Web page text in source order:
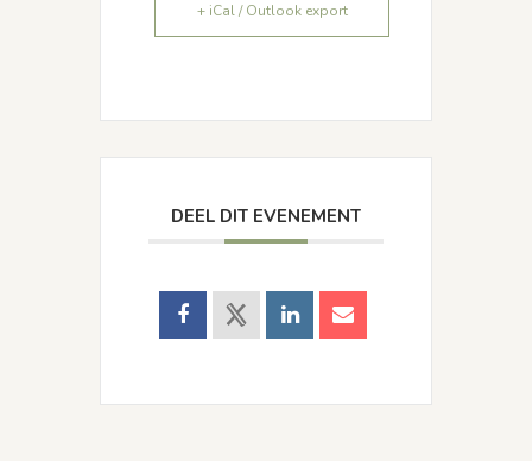
+ iCal / Outlook export
DEEL DIT EVENEMENT